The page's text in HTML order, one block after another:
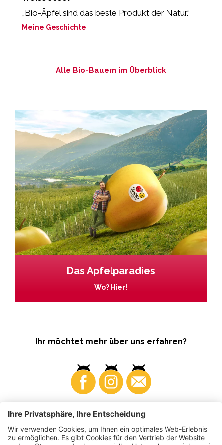
„Bio-Äpfel sind das beste Produkt der Natur.“
Meine Geschichte
Alle Bio-Bauern im Überblick
Das Apfelparadies
Wo? Hier!
Ihr möchtet mehr über uns erfahren?
Business Produzenten